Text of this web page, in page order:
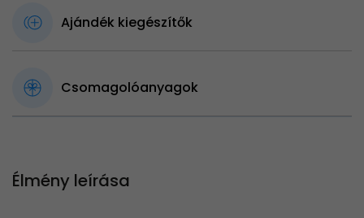
Ajándék kiegészítők
Csomagolóanyagok
Élmény leírása